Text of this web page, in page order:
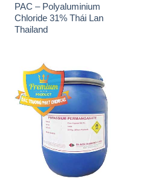
PAC – Polyaluminium
Chloride 31% Thái Lan
Thailand